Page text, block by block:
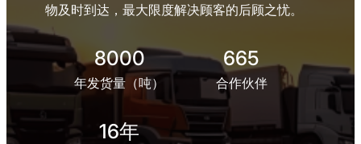
物及时到达，最大限度解决顾客的后顾之忧。
8000
年发货量（吨）
665
合作伙伴
16年